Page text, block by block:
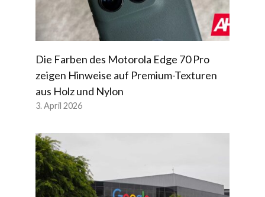
Die Farben des Motorola Edge 70 Pro
zeigen Hinweise auf Premium-Texturen
aus Holz und Nylon
3. April 2026